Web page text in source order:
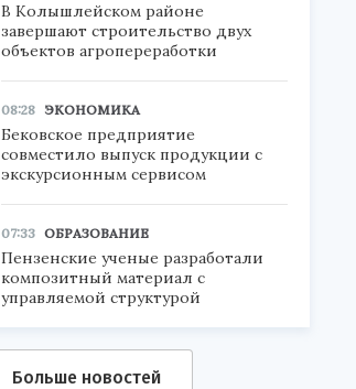
В Колышлейском районе
завершают строительство двух
объектов агропереработки
08:28 ЭКОНОМИКА
Бековское предприятие
совместило выпуск продукции с
экскурсионным сервисом
07:33 ОБРАЗОВАНИЕ
Пензенские ученые разработали
композитный материал с
управляемой структурой
Больше новостей